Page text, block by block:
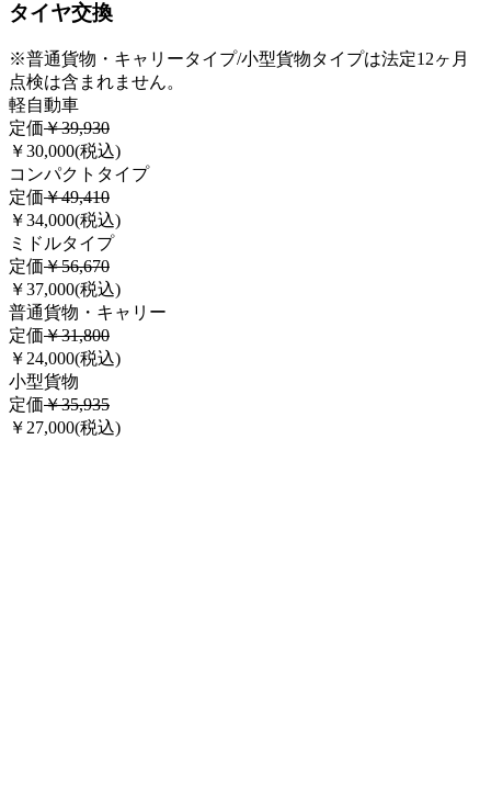
タイヤ交換
※普通貨物・キャリータイプ/小型貨物タイプは法定12ヶ月
点検は含まれません。
軽自動車
定価￥39,930
￥30,000(税込)
コンパクトタイプ
定価￥49,410
￥34,000(税込)
ミドルタイプ
定価￥56,670
￥37,000(税込)
普通貨物・キャリー
定価￥31,800
￥ 24,000(税込)
小型貨物
定価￥35,935
￥ 27,000(税込)